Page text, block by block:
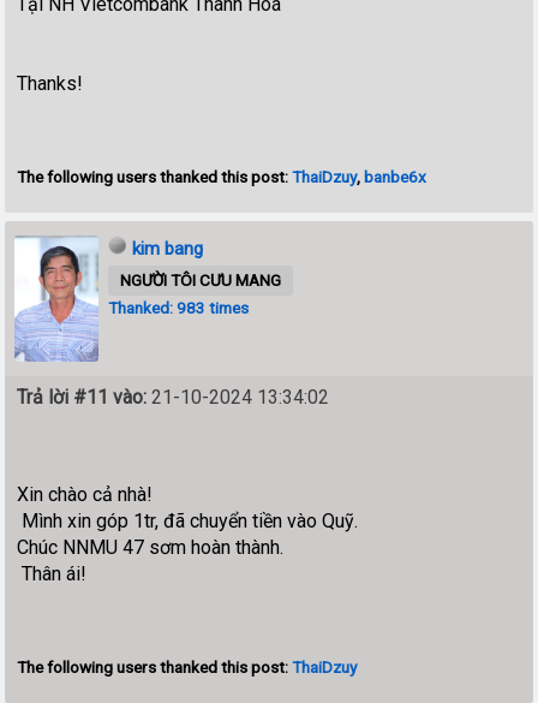
Thanks!
The following users thanked this post:ThaiDzuy,banbe6x
kim bang
NGƯỜI TÔI CƯU MANG
Thanked: 983 times
Trả lời #11 vào: 21-10-2024 13:34:02
Xin chào cả nhà!
Mình xin góp 1tr, đã chuyển tiền vào Quỹ.
Chúc NNMU 47 sơm hoàn thành.
Thân ái!
The following users thanked this post:ThaiDzuy